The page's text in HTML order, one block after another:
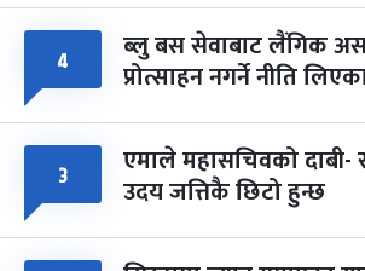
४ ब्लु बस सेवाबाट लैंगिक
प्रोत्साहन नगर्ने नीति
३ एमाले महासचिवको दाबी-
उदय जत्तिकै छिटो हुन्छ